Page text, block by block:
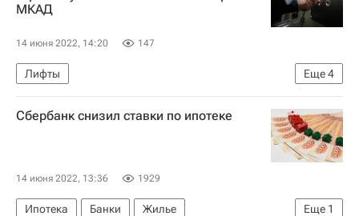
МКАД
14 июня 2022, 14:20 147
Еще4
Лифты
Москва Сегодня: мегаполис для жизни
Городское хозяйство Москвы
Москва
Сбербанк снизил ставки по ипотеке
14 июня 2022, 13:36 1929
Еще 1
Ипотека Банки
Жилье